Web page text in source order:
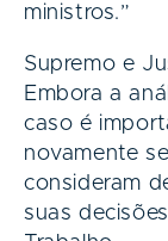
ministros.”
Supremo e
Embora a
caso é
novamente
consideram
suas